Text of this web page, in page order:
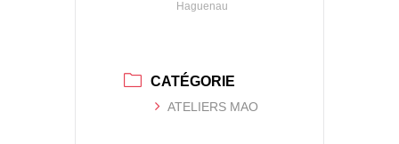
Haguenau
CATÉGORIE
ATELIERS MAO